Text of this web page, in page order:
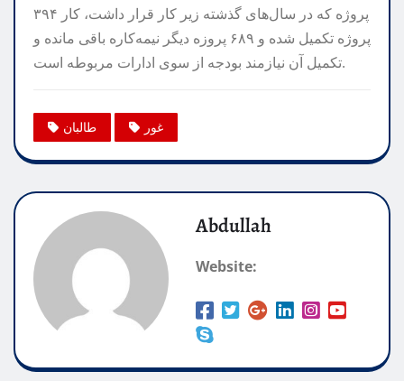
پروژه که در سال‌های گذشته زیر کار قرار داشت، کار ۳۹۴
پروژه تکمیل شده و ۶۸۹ پروزه دیگر نیمه‌کاره باقی مانده و
تکمیل آن نیازمند بودجه از سوی ادارات مربوطه است.
طالبان غور
Abdullah
Website: